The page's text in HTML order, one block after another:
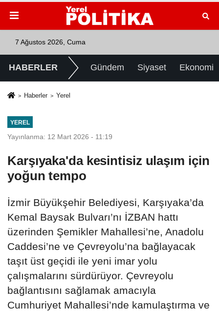
7 Ağustos 2026, Cuma
HABERLER Gündem Siyaset Ekonomi
Haberler Yerel
YEREL
Yayınlanma: 12 Mart 2026 - 11:19
Karşıyaka'da kesintisiz ulaşım için
yoğun tempo
İzmir Büyükşehir Belediyesi, Karşıyaka’da
Kemal Baysak Bulvarı’nı İZBAN hattı
üzerinden Şemikler Mahallesi’ne, Anadolu
Caddesi’ne ve Çevreyolu’na bağlayacak
taşıt üst geçidi ile yeni imar yolu
çalışmalarını sürdürüyor. Çevreyolu
bağlantısını sağlamak amacıyla
Cumhuriyet Mahallesi’nde kamulaştırma ve